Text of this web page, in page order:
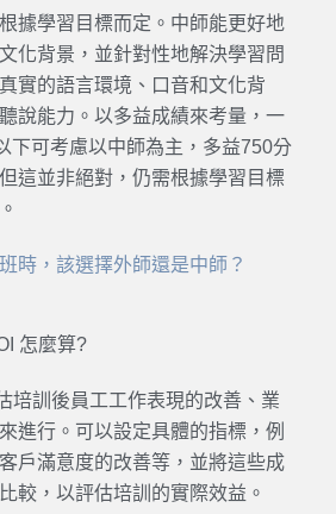
據學習目標而定。中師能更好地
化背景，並針對性地解決學習問
實的語言環境、口音和文化背
說能力。以多益成績來考量，一
下可考慮以中師為主，多益750分
這並非絕對，仍需根據學習目標
時，該選擇外師還是中師？
怎麼算?
培訓後員工工作表現的改善、業
進行。可以設定具體的指標，例
戶滿意度的改善等，並將這些成
較，以評估培訓的實際效益。